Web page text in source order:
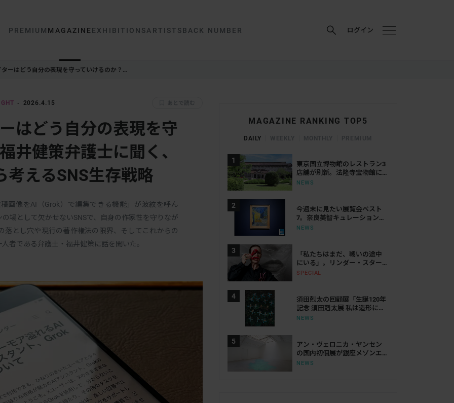
PREMIUM MAGAZINEEXHIBITIONSARTISTSBACK NUMBER ログイン
ーはどう自分の表現を守っていけるのか？…
2026.4.15
はどう自分の表現を守
健策弁護士に聞く、
考えるSNS生存戦略
画像をAI（Grok）で編集できる機能」が波紋を呼ん
場として欠かせないSNSで、自身の作家性を守りなが
落とし穴や現行の著作権法の限界、そしてこれからの
者である弁護士・福井健策に話を聞いた。
MAGAZINE RANKING TOP5
DAILY
東京国立博物館のレストラン3
店舗が刷新。法隆寺宝物館に
は「鮨会席 おく乃」がオープ
NEWS
今週末に見たい展覧会ベスト
7。奈良美智キュレーション展
から大ゴッホ展、ボッティチ
NEWS
「私たちはまだ、戦いの途中
にいる」。リンダー・スター
リングが語る、表現と抵抗の
SPECIAL
須田剋太の回顧展「生誕120年
記念 須田剋太展 私は造形にな
りたい！」。大阪の江之子島
NEWS
アン・ヴェロニカ・ヤンセン
の国内初個展が銀座メゾンエ
ルメス ル・フォーラムで開
NEWS